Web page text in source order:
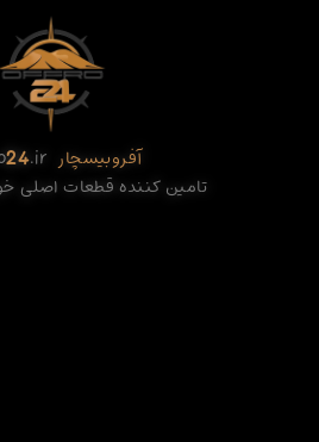
آفروبیسچار 24.ir
تامین کننده قطعات اصلی